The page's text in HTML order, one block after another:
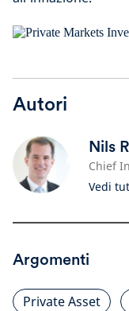
Autori
Nils
Chief
Vedi
Argomenti
Private Asset